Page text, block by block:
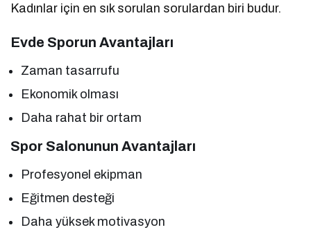
Kadınlar için en sık sorulan sorulardan biri budur.
Evde Sporun Avantajları
Zaman tasarrufu
Ekonomik olması
Daha rahat bir ortam
Spor Salonunun Avantajları
Profesyonel ekipman
Eğitmen desteği
Daha yüksek motivasyon